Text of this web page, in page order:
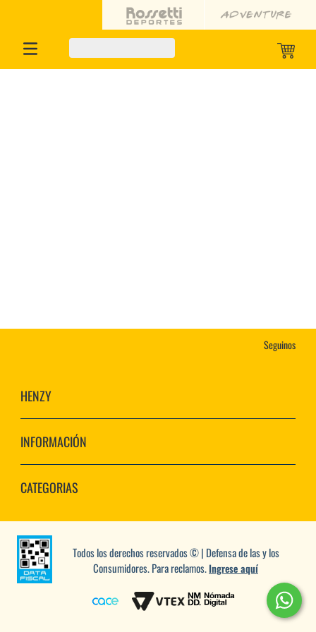
Seguinos
HENZY
INFORMACIÓN
CATEGORIAS
Todos los derechos reservados © | Defensa de las y los
Consumidores. Para reclamos.Ingrese aquí